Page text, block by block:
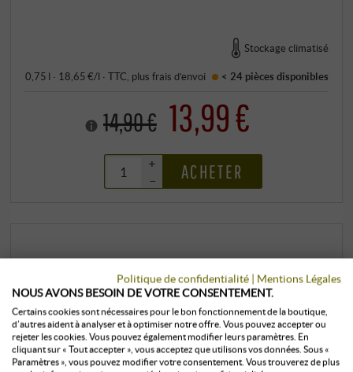
Stockage climatisé
0,75 l · 18,65 €/l ·TTC , plusfrais d’envoi < 24 pièces disponibles
14,90 € 13,99 €
+
–
ACHETER
Politique de confidentialité | Mentions Légales
NOUS AVONS BESOIN DE VOTRE CONSENTEMENT.
Certains cookies sont nécessaires pour le bon fonctionnement de la boutique,
d’autres aident à analyser et à optimiser notre offre. Vous pouvez accepter ou
rejeter les cookies. Vous pouvez également modifier leurs paramètres. En
cliquant sur « Tout accepter », vous acceptez que utilisons vos données. Sous «
Paramètres », vous pouvez modifier votre consentement. Vous trouverez de plus